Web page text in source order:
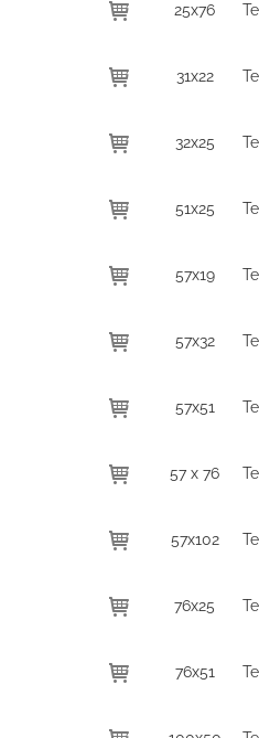
25x76
31x22
32x25
51x25
57x19
57x32
57x51
57 x 76
57x102
76x25
76x51